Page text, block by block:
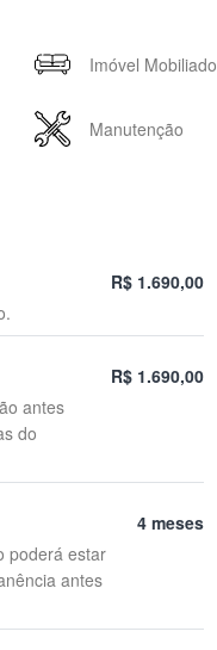
Imóvel Mobiliado
Manutenção
R$ 1.690,00
antes
do
R$ 1.690,00
poderá estar
antes
4 meses